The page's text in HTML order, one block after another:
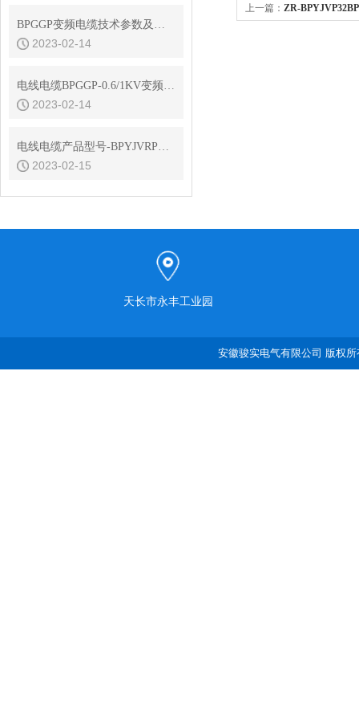
BPGGP变频电缆技术参数及导体电阻
2023-02-14
电线电缆BPGGP-0.6/1KV变频电缆标准规格选型
2023-02-14
电线电缆产品型号-BPYJVRP变频电缆
2023-02-15
上一篇： ZR-
天长市永丰工业园
安徽骏实电气有限公司 版权